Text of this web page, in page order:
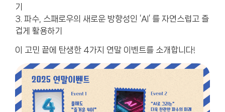
기
3. 파수, 스패로우의 새로운 방향성인 ‘AI’ 를 자연스럽고 즐
겁게 활용하기
이 고민 끝에 탄생한 4가지 연말 이벤트를 소개합니다!